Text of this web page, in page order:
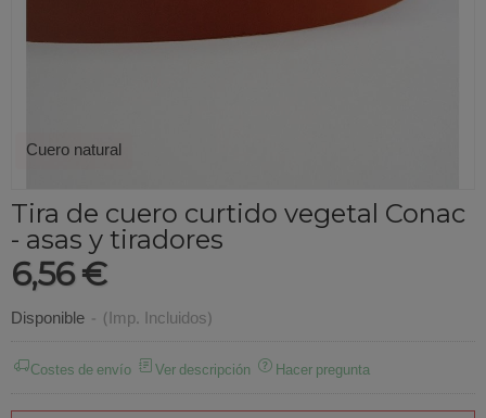
Cuero natural
Tira de cuero curtido vegetal Conac
- asas y tiradores
6,56 €
Disponible - (Imp. Incluidos)
Costes de envío Ver descripción Hacer pregunta